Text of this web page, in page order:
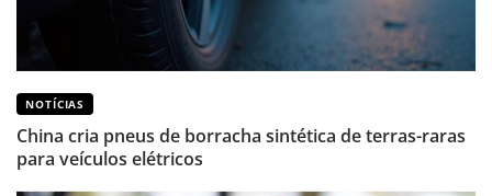
NOTÍCIAS
China cria pneus de borracha sintética de terras-raras
para veículos elétricos